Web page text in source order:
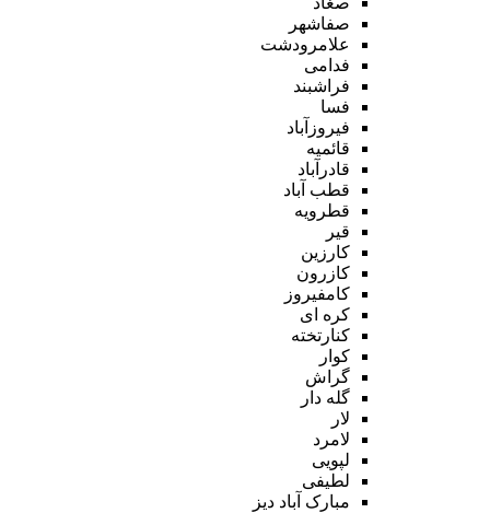
صفاشهر
علامرودشت
فدامی
فراشبند
فسا
فیروزآباد
قائمیه
قادرآباد
قطب آباد
قطرویه
قیر
کارزین
کازرون
کامفیروز
کره ای
کنارتخته
کوار
گراش
گله دار
لار
لامرد
لپویی
لطیفی
مبارک آباد دیز